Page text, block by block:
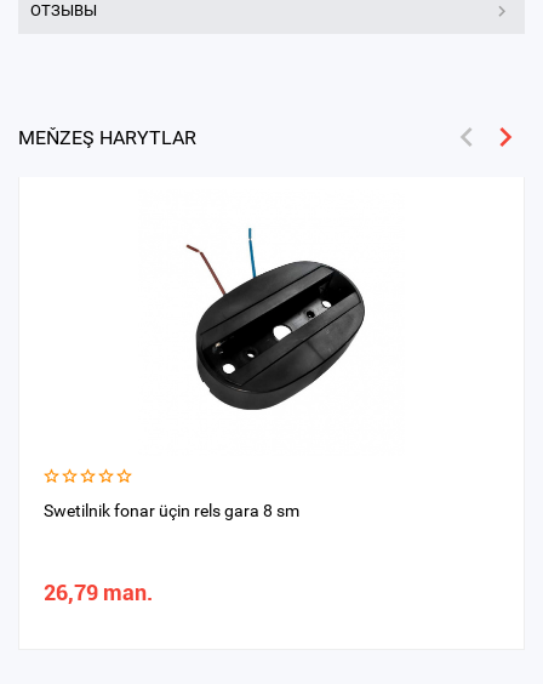
ОТЗЫВЫ
MEŇZEŞ HARYTLAR
Swetilnik fonar üçin rels gara 8 sm
26,79 man.